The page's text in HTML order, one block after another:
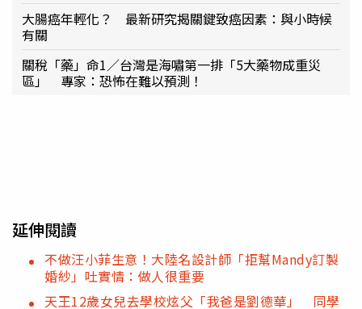
大腸癌年輕化？ 最新研究揭關鍵致癌因素：與小時候
有關
關稅「藥」命1／台灣是海嘯第一排「5大藥物成重災
區」 專家：恐怖在難以預測！
延伸閱讀
不做汪小菲生意！大陸名設計師「拒幫Mandy訂製
婚紗」吐實情：做人很重要
天王12歲女兒去學校炫父「我爸是劉德華」 同學